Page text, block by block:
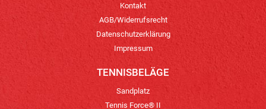
Kontakt
AGB/Widerrufsrecht
Datenschutzerklärung
Impressum
TENNISBELÄGE
Sandplatz
Tennis Force® II